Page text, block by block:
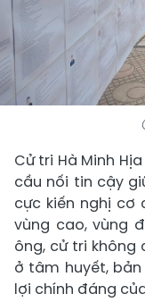
Cử tri Hà Minh
cầu nối tin cậy
cực kiến nghị cơ
vùng cao, vùng
ông, cử tri không
ở tâm huyết,
lợi chính đáng